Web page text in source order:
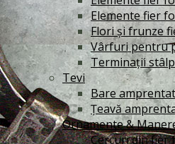
Elemente fier
Flori și frunze
Vârfuri pentru
Terminații
Tevi
Bare
Țeavă
Ornamente &
Cercuri din fier